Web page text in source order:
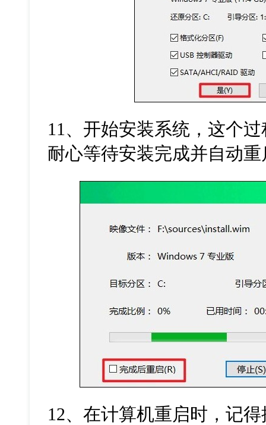
11、开始安装系统，这个
耐心等待安装完成并自动重
12、在计算机重启时，记